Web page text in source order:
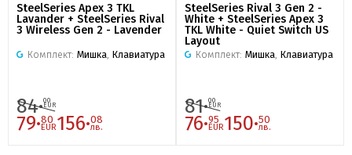
SteelSeries Apex 3 TKL
Lavander + SteelSeries Rival
3 Wireless Gen 2 - Lavender
Комплект: Мишка, Клавиатура
84·00
EUR
79·80
EUR156·08
лв.
SteelSeries Rival 3 Gen 2 -
White + SteelSeries Apex 3
TKL White - Quiet Switch US
Layout
Комплект: Мишка, Клавиатура
81·00
EUR
76·95
EUR150·50
лв.